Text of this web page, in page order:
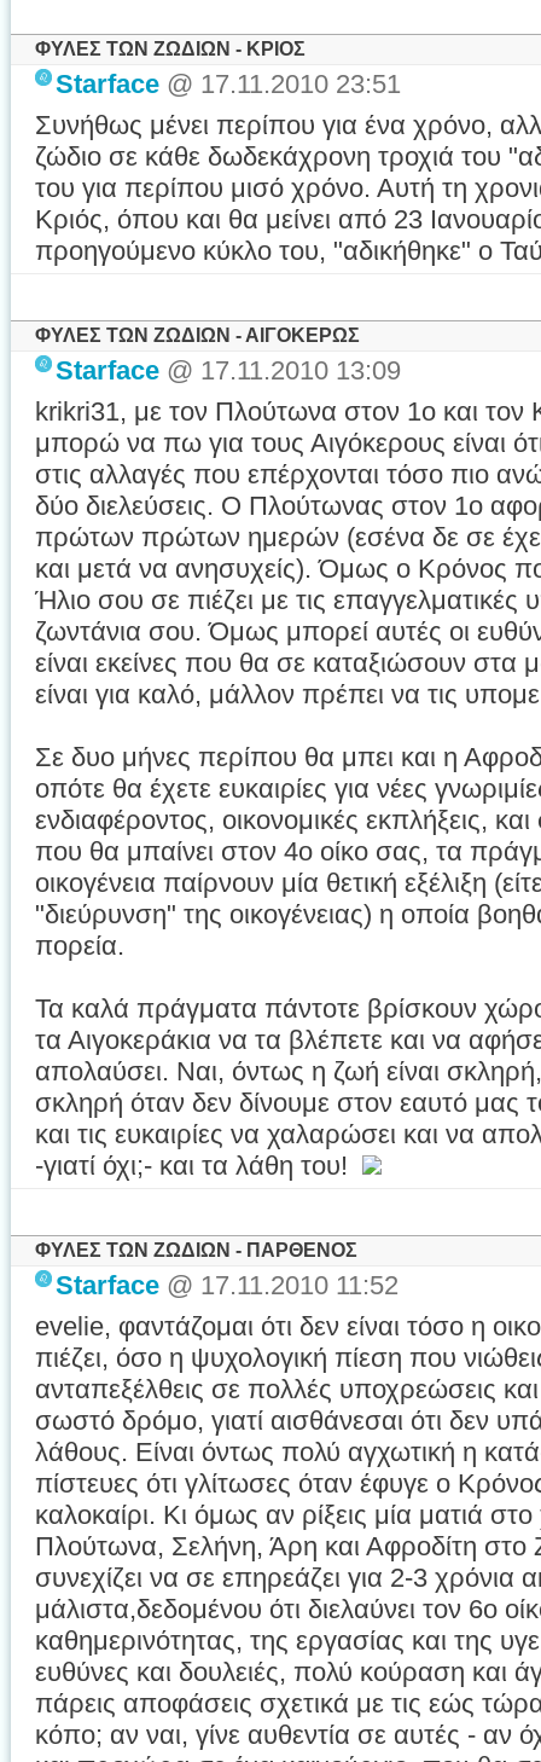
ΦΥΛΕΣ ΤΩΝ ΖΩΔΙΩΝ - ΚΡΙΟΣ
Starface @ 17.11.2010 23:51
Συνήθως μένει περίπου για ένα χρόνο,
ζώδιο σε κάθε δωδεκάχρονη τροχιά του
του για περίπου μισό χρόνο. Αυτή τη
Κριός, όπου και θα μείνει από 23
προηγούμενο κύκλο του, "αδικήθηκε" ο
ΦΥΛΕΣ ΤΩΝ ΖΩΔΙΩΝ - ΑΙΓΟΚΕΡΩΣ
Starface @ 17.11.2010 13:09
krikri31, με τον Πλούτωνα στον 1ο και
μπορώ να πω για τους Αιγόκερους είναι
στις αλλαγές που επέρχονται τόσο πιο
δύο διελεύσεις. Ο Πλούτωνας στον 1ο
πρώτων πρώτων ημερών (εσένα δε σε
και μετά να ανησυχείς). Όμως ο Κρόνος
Ήλιο σου σε πιέζει με τις επαγγελματικές
ζωντάνια σου. Όμως μπορεί αυτές οι
είναι εκείνες που θα σε καταξιώσουν
είναι για καλό, μάλλον πρέπει να τις
Σε δυο μήνες περίπου θα μπει και η
οπότε θα έχετε ευκαιρίες για νέες
ενδιαφέροντος, οικονομικές εκπλήξεις,
που θα μπαίνει στον 4ο οίκο σας, τα
οικογένεια παίρνουν μία θετική εξέλιξη
"διεύρυνση" της οικογένειας) η οποία
πορεία.
Τα καλά πράγματα πάντοτε βρίσκουν
τα Αιγοκεράκια να τα βλέπετε και να
απολαύσει. Ναι, όντως η ζωή είναι
σκληρή όταν δεν δίνουμε στον εαυτό μας
και τις ευκαιρίες να χαλαρώσει και να
-γιατί όχι;- και τα λάθη του!
ΦΥΛΕΣ ΤΩΝ ΖΩΔΙΩΝ - ΠΑΡΘΕΝΟΣ
Starface @ 17.11.2010 11:52
evelie, φαντάζομαι ότι δεν είναι τόσο η
πιέζει, όσο η ψυχολογική πίεση που
ανταπεξέλθεις σε πολλές υποχρεώσεις
σωστό δρόμο, γιατί αισθάνεσαι ότι δεν
λάθους. Είναι όντως πολύ αγχωτική η
πίστευες ότι γλίτωσες όταν έφυγε ο
καλοκαίρι. Κι όμως αν ρίξεις μία ματιά
Πλούτωνα, Σελήνη, Άρη και Αφροδίτη
συνεχίζει να σε επηρεάζει για 2-3 χρόνια
μάλιστα,δεδομένου ότι διελαύνει τον 6ο
καθημερινότητας, της εργασίας και της
ευθύνες και δουλειές, πολύ κούραση και
πάρεις αποφάσεις σχετικά με τις εώς
κόπο; αν ναι, γίνε αυθεντία σε αυτές - αν